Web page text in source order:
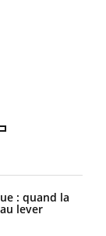
: quand la
lever